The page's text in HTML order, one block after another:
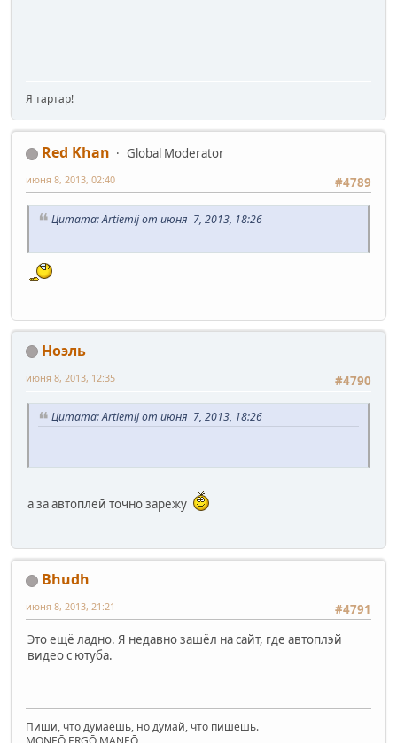
Я тартар!
Red Khan
Global Moderator
#4789
июня 8, 2013, 02:40
Цитата: Artiemij от июня 7, 2013, 18:26
Ноэль
#4790
июня 8, 2013, 12:35
Цитата: Artiemij от июня 7, 2013, 18:26
а за автоплей точно зарежу
Bhudh
#4791
июня 8, 2013, 21:21
Это ещё ладно. Я недавно зашёл на сайт, где автоплэй
видео с ютуба.
Пиши, что думаешь, но думай, что пишешь.